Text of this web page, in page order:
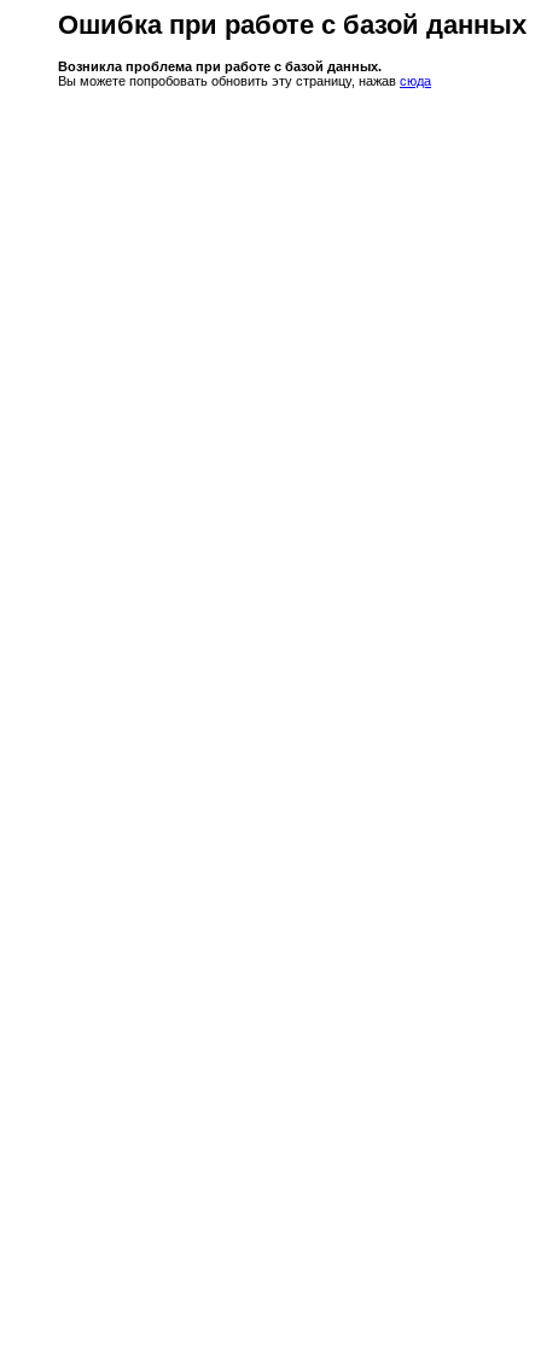
Ошибка при работе с базой данных
Возникла проблема при работе с базой данных.
Вы можете попробовать обновить эту страницу, нажав сюда